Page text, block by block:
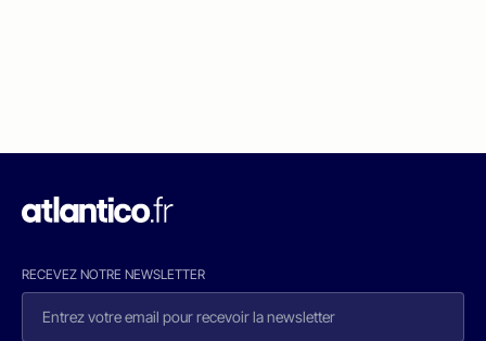
RECEVEZ NOTRE NEWSLETTER